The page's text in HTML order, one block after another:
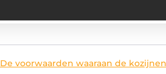
De voorwaarden waaraan de